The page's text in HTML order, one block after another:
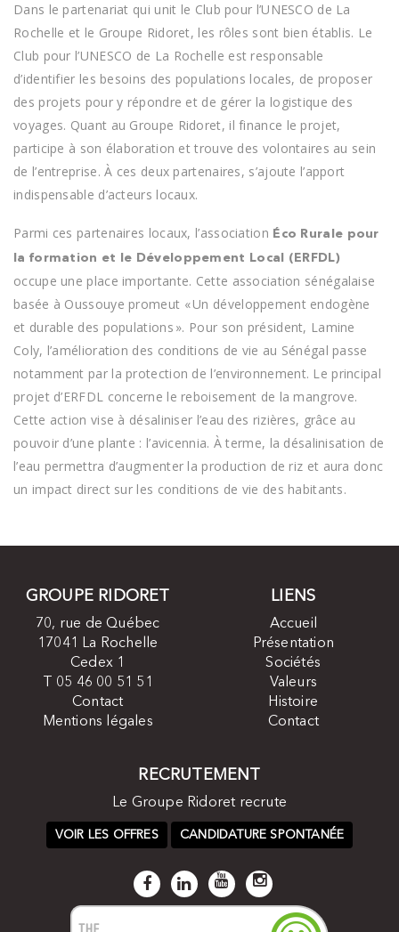
Dans le partenariat qui unit le Club pour l’UNESCO de La
Rochelle et le Groupe Ridoret, les rôles sont bien établis. Le
Club pour l’UNESCO de La Rochelle est responsable
d’identifier les besoins des populations locales, de proposer
des projets pour y répondre et de gérer la logistique des
voyages. Quant au Groupe Ridoret, il finance le projet,
participe à son élaboration et trouve des volontaires au sein
de l’entreprise. À ces deux partenaires, s’ajoute l’apport
indispensable d’acteurs locaux.
Parmi ces partenaires locaux, l’association Éco Rurale pour
la formation et le Développement Local (ERFDL)
occupe une place importante. Cette association sénégalaise
basée à Oussouye promeut « Un développement endogène
et durable des populations ». Pour son président, Lamine
Coly, l’amélioration des conditions de vie au Sénégal passe
notamment par la protection de l’environnement. Le principal
projet d’ERFDL concerne le reboisement de la mangrove.
Cette action vise à désaliniser l’eau des rizières, grâce au
pouvoir d’une plante : l’avicennia. À terme, la désalinisation de
l’eau permettra d’augmenter la production de riz et aura donc
un impact direct sur les conditions de vie des habitants.
GROUPE RIDORET
70, rue de Québec
17041 La Rochelle
Cedex 1
T 05 46 00 51 51
Contact
Mentions légales
LIENS
Accueil
Présentation
Sociétés
Valeurs
Histoire
Contact
RECRUTEMENT
Le Groupe Ridoret recrute
VOIR LES OFFRES CANDIDATURE SPONTANÉE